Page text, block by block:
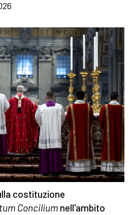
costituzione
Concilium nell'ambito